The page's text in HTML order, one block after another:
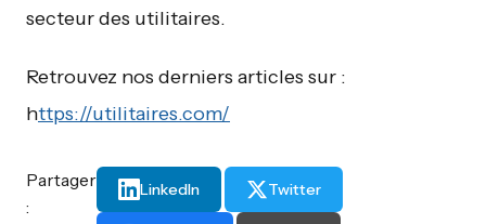
secteur des utilitaires.
Retrouvez nos derniers articles sur :
https://utilitaires.com/
Partager
:
LinkedIn Twitter